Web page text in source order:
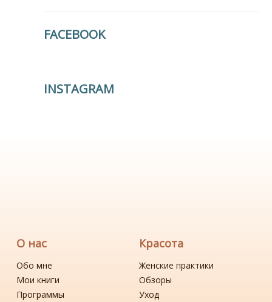
FACEBOOK
INSTAGRAM
О нас
Обо мне
Мои книги
Программы
Красота
Женские практики
Обзоры
Уход